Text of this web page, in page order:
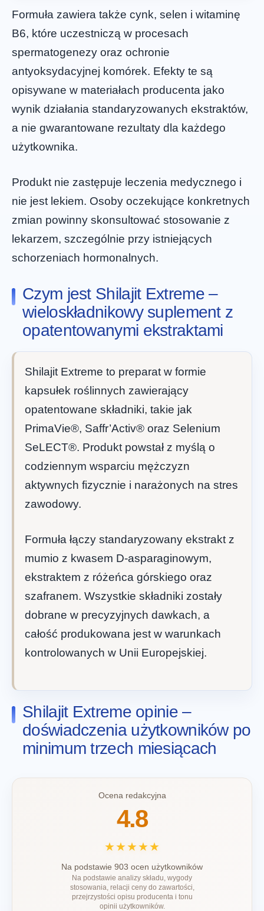
Formuła zawiera także cynk, selen i witaminę
B6, które uczestniczą w procesach
spermatogenezy oraz ochronie
antyoksydacyjnej komórek. Efekty te są
opisywane w materiałach producenta jako
wynik działania standaryzowanych ekstraktów,
a nie gwarantowane rezultaty dla każdego
użytkownika.
Produkt nie zastępuje leczenia medycznego i
nie jest lekiem. Osoby oczekujące konkretnych
zmian powinny skonsultować stosowanie z
lekarzem, szczególnie przy istniejących
schorzeniach hormonalnych.
Czym jest Shilajit Extreme –
wieloskładnikowy suplement z
opatentowanymi ekstraktami
Shilajit Extreme to preparat w formie
kapsułek roślinnych zawierający
opatentowane składniki, takie jak
PrimaVie®, Saffr’Activ® oraz Selenium
SeLECT®. Produkt powstał z myślą o
codziennym wsparciu mężczyzn
aktywnych fizycznie i narażonych na stres
zawodowy.
Formuła łączy standaryzowany ekstrakt z
mumio z kwasem D-asparaginowym,
ekstraktem z różeńca górskiego oraz
szafranem. Wszystkie składniki zostały
dobrane w precyzyjnych dawkach, a
całość produkowana jest w warunkach
kontrolowanych w Unii Europejskiej.
Shilajit Extreme opinie –
doświadczenia użytkowników po
minimum trzech miesiącach
Ocena redakcyjna
4.8
★★★★★
Na podstawie 903 ocen użytkowników
Na podstawie analizy składu, wygody
stosowania, relacji ceny do zawartości,
przejrzystości opisu producenta i tonu
opinii użytkowników.